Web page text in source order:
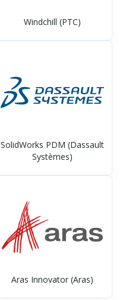
Windchill (PTC)
SolidWorks PDM (Dassault
Systèmes)
Aras Innovator (Aras)